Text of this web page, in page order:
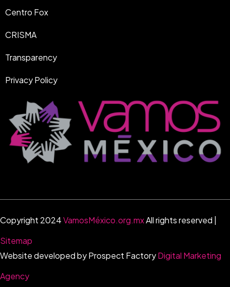
Centro Fox
CRISMA
Transparency
Privacy Policy
Copyright 2024VamosMéxico.org.mxAll rights reserved |
Sitemap
Website developed by Prospect FactoryDigital Marketing
Agency